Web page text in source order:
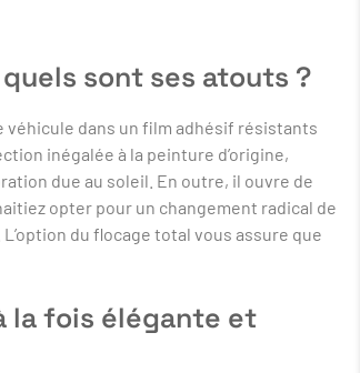
sont ses atouts ?
véhicule dans un film adhésif résistants
inégalée à la peinture d’origine,
due au soleil. En outre, il ouvre de
opter pour un changement radical de
du flocage total vous assure que
la fois élégante et